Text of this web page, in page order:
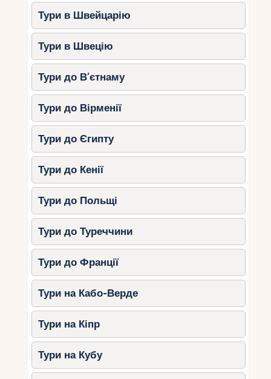
Тури в Швейцарію
Тури в Швецію
Тури до В’єтнаму
Тури до Вірменії
Тури до Єгипту
Тури до Кенії
Тури до Польщі
Тури до Туреччини
Тури до Франції
Тури на Кабо-Верде
Тури на Кіпр
Тури на Кубу